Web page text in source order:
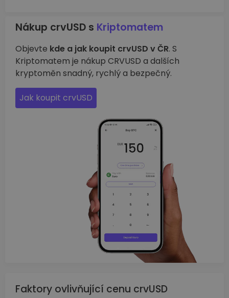
Nákup crvUSD s Kriptomatem
Objevte kde a jak koupit crvUSD v ČR. S
Kriptomatem je nákup CRVUSD a dalších
kryptoměn snadný, rychlý a bezpečný.
Jak koupit crvUSD
Faktory ovlivňující cenu crvUSD